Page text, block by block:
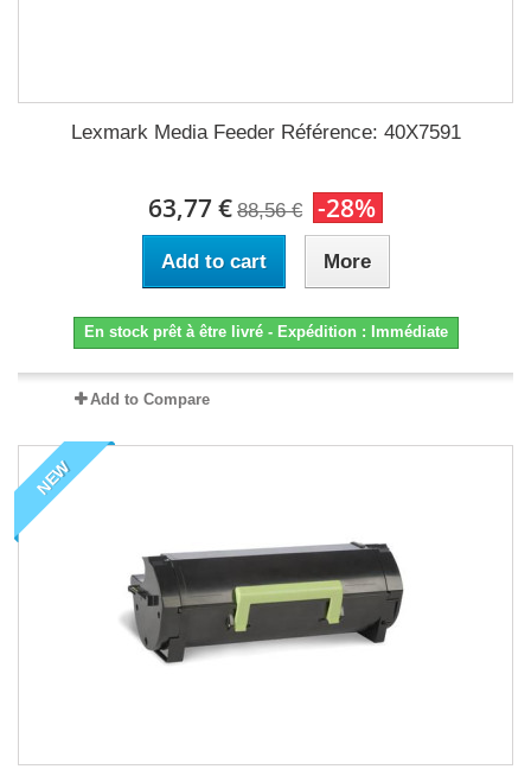
Lexmark Media Feeder Référence: 40X7591
63,77 € 88,56 € -28%
Add to cart More
En stock prêt à être livré - Expédition : Immédiate
Add to Compare
NEW